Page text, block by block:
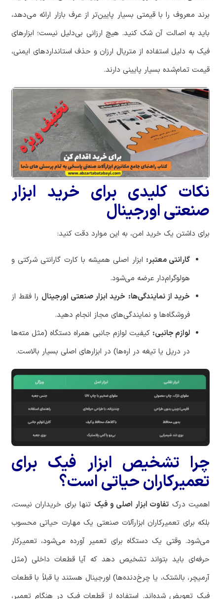
برند معروف را با قیمتی بسیار پایین‌تر از عرف بازار ارائه می‌دهد،
باید به اصالت آن شک کنید. هیچ ارزانی بی‌دلیل نیست؛ ابزارهای
فیک به دلیل استفاده از متریال ارزان و حذف استانداردهای ایمنی،
قیمت تمام‌شده بسیار پایینی دارند.
نکات کلیدی برای خرید ابزار
صنعتی اورجینال
برای داشتن یک خرید امن، به این موارد دقت کنید:
گارانتی معتبر: ابزار اصلی همیشه با کارت گارانتی شرکتی و
هولوگرام‌دار عرضه می‌شود.
خرید از نمایندگی‌ها: خرید ابزار صنعتی اورجینال را فقط از
فروشگاه‌ها و نمایندگی‌های مجاز انجام دهید.
لوازم جانبی: کیفیت لوازم جانبی همراه دستگاه (مثل مته‌ها
در دریل یا تیغه در اره‌ها) در ابزارهای اصلی بسیار بالاست.
چرا تشخیص ابزار فیک برای
تعمیرکاران حیاتی است؟
اهمیت درک تفاوت ابزار اصلی و فیک تنها برای خریداران نیست،
بلکه برای تعمیرکاران ابزارآلات صنعتی یک مهارت حیاتی محسوب
می‌شود. وقتی یک دستگاه برای تعمیر آورده می‌شود، تعمیرکار
حرفه‌ای باید بتواند تشخیص دهد که آیا قطعات داخلی (مثل
آرمیچر، بالشتک، یا چرخ‌دنده‌ها) اورجینال هستند یا قبلاً با قطعات
فیک تعویض شده‌اند. استفاده از قطعات فیک در هنگام تعمیر،